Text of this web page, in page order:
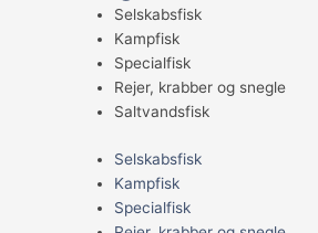
Selskabsfisk
Kampfisk
Specialfisk
Rejer, krabber og snegle
Saltvandsfisk
Selskabsfisk
Kampfisk
Specialfisk